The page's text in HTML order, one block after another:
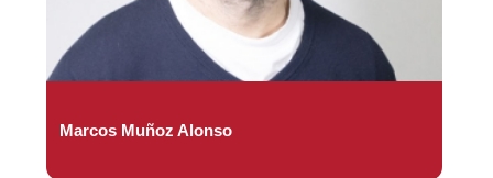
Marcos Muñoz Alonso